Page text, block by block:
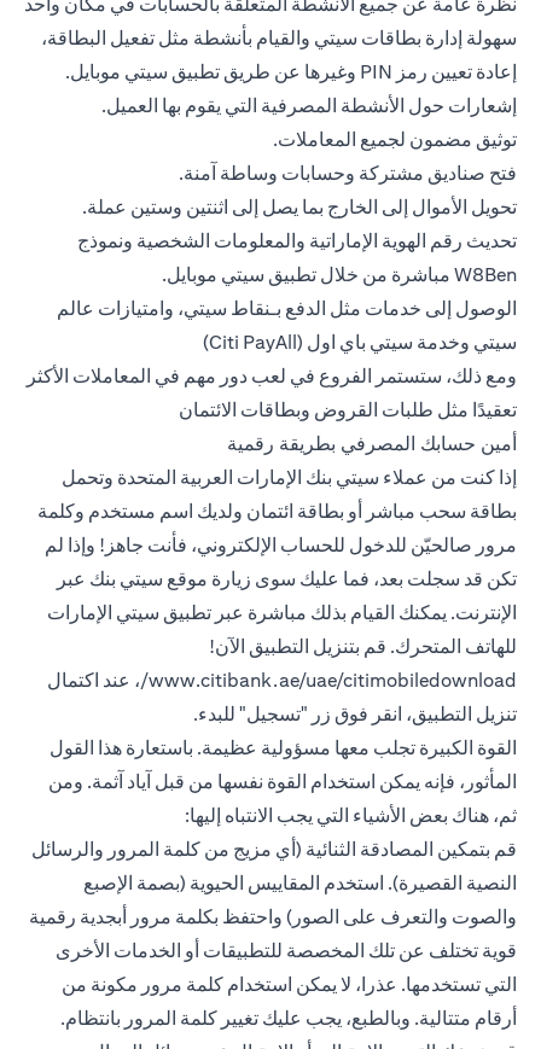
سهولة إدارة بطاقات سيتي والقيام بأنشطة مثل تفعيل البطاقة،
إعادة تعيين رمز PIN وغيرها عن طريق تطبيق سيتي موبايل.
إشعارات حول الأنشطة المصرفية التي يقوم بها العميل.
توثيق مضمون لجميع المعاملات.
فتح صناديق مشتركة وحسابات وساطة آمنة.
تحويل الأموال إلى الخارج بما يصل إلى اثنتين وستين عملة.
تحديث رقم الهوية الإماراتية والمعلومات الشخصية ونموذج
W8Ben مباشرة من خلال تطبيق سيتي موبايل.
الوصول إلى خدمات مثل الدفع بـنقاط سيتي، وامتيازات عالم
سيتي وخدمة سيتي باي اول (Citi PayAll)
ومع ذلك، ستستمر الفروع في لعب دور مهم في المعاملات الأكثر
تعقيدًا مثل طلبات القروض وبطاقات الائتمان
أمين حسابك المصرفي بطريقة رقمية
إذا كنت من عملاء سيتي بنك الإمارات العربية المتحدة وتحمل
بطاقة سحب مباشر أو بطاقة ائتمان ولديك اسم مستخدم وكلمة
مرور صالحيّن للدخول للحساب الإلكتروني، فأنت جاهز! وإذا لم
تكن قد سجلت بعد، فما عليك سوى زيارة موقع سيتي بنك عبر
الإنترنت. يمكنك القيام بذلك مباشرة عبر تطبيق سيتي الإمارات
للهاتف المتحرك. قم بتنزيل التطبيق الآن!
www.citibank.ae/uae/citimobiledownload/، عند اكتمال
تنزيل التطبيق، انقر فوق زر "تسجيل" للبدء.
القوة الكبيرة تجلب معها مسؤولية عظيمة. باستعارة هذا القول
المأثور، فإنه يمكن استخدام القوة نفسها من قبل آياد آثمة. ومن
ثم، هناك بعض الأشياء التي يجب الانتباه إليها:
قم بتمكين المصادقة الثنائية (أي مزيج من كلمة المرور والرسائل
النصية القصيرة). استخدم المقاييس الحيوية (بصمة الإصبع
والصوت والتعرف على الصور) واحتفظ بكلمة مرور أبجدية رقمية
قوية تختلف عن تلك المخصصة للتطبيقات أو الخدمات الأخرى
التي تستخدمها. عذرا، لا يمكن استخدام كلمة مرور مكونة من
أرقام متتالية. وبالطبع، يجب عليك تغيير كلمة المرور بانتظام.